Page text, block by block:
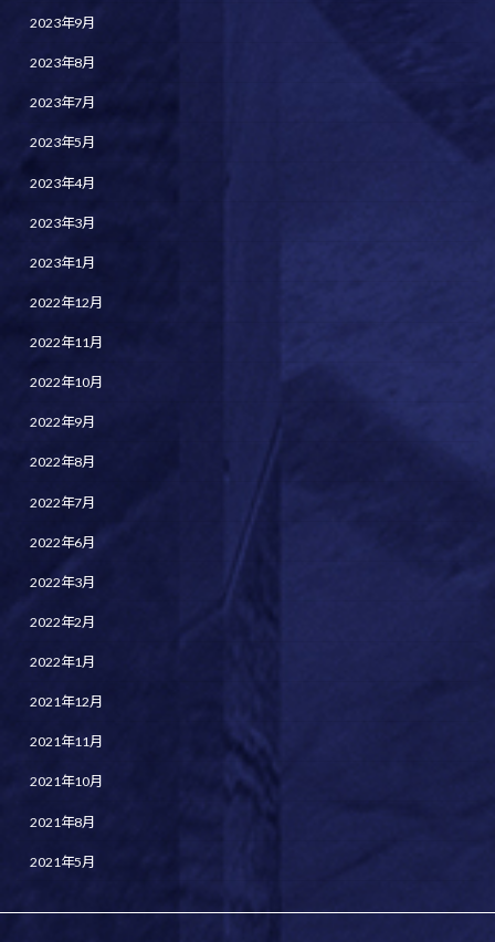
2023年9月
2023年8月
2023年7月
2023年5月
2023年4月
2023年3月
2023年1月
2022年12月
2022年11月
2022年10月
2022年9月
2022年8月
2022年7月
2022年6月
2022年3月
2022年2月
2022年1月
2021年12月
2021年11月
2021年10月
2021年8月
2021年5月